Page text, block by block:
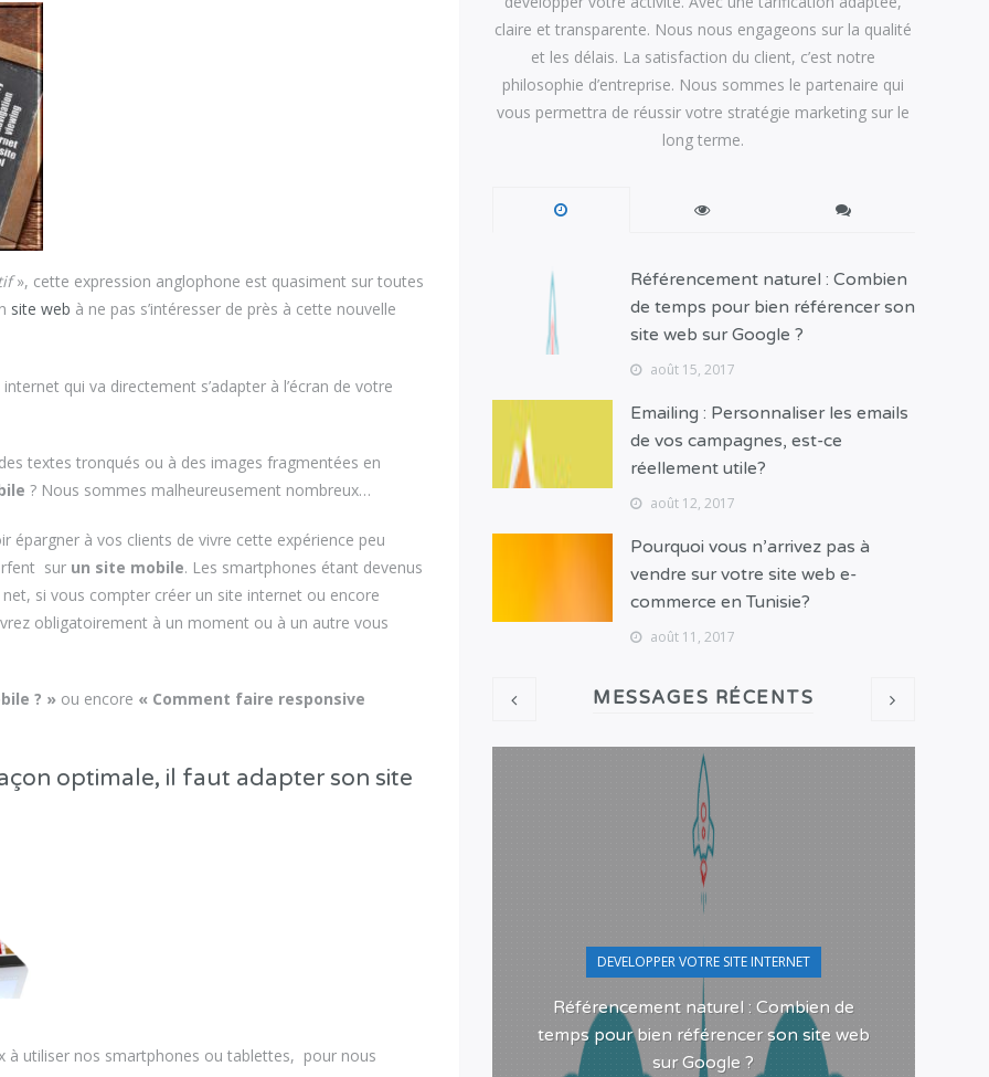
», cette expression anglophone est quasiment sur toutes
site web à ne pas s’intéresser de près à cette nouvelle
qui va directement s’adapter à l’écran de votre
textes tronqués ou à des images fragmentées en
? Nous sommes malheureusement nombreux…
épargner à vos clients de vivre cette expérience peu
sur un site mobile. Les smartphones étant devenus
si vous compter créer un site internet ou encore
obligatoirement à un moment ou à un autre vous
? » ou encore « Comment faire responsive
optimale, il faut adapter son site
à utiliser nos smartphones ou tablettes, pour nous
claire et transparente. Nous nous engageons sur la qualité
et les délais. La satisfaction du client, c’est notre
philosophie d’entreprise. Nous sommes le partenaire qui
vous permettra de réussir votre stratégie marketing sur le
long terme.
Référencement naturel : Combien
de temps pour bien référencer son
site web sur Google ?
août 15, 2017
Emailing : Personnaliser les emails
de vos campagnes, est-ce
réellement utile?
août 12, 2017
Pourquoi vous n’arrivez pas à
vendre sur votre site web e-
commerce en Tunisie?
août 11, 2017
MESSAGES RÉCENTS
DEVELOPPER VOTRE SITE INTERNET
Référencement naturel : Combien de
temps pour bien référencer son site web
sur Google ?